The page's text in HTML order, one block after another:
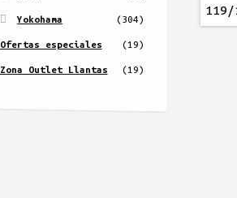
Yokohama (304)
Ofertas especiales (19)
Zona Outlet Llantas (19)